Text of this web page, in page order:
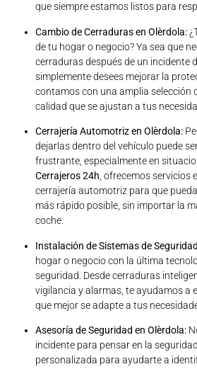
que siempre estamos listos para
Cambio de Cerraduras en Olèrdola:
de tu hogar o negocio? Ya sea que
cerraduras después de un incidente
simplemente desees mejorar la
contamos con una amplia selección
calidad que se ajustan a tus
Cerrajería Automotriz en Olèrdola:
dejarlas dentro del vehículo puede
frustrante, especialmente en
Cerrajeros 24h , ofrecemos servicios
cerrajería automotriz para que
más rápido posible, sin importar la
coche.
Instalación de Sistemas de
hogar o negocio con la última
seguridad. Desde cerraduras
vigilancia y alarmas, te ayudamos a
que mejor se adapte a tus
Asesoría de Seguridad en Olèrdola:
incidente para pensar en la
personalizada para ayudarte a